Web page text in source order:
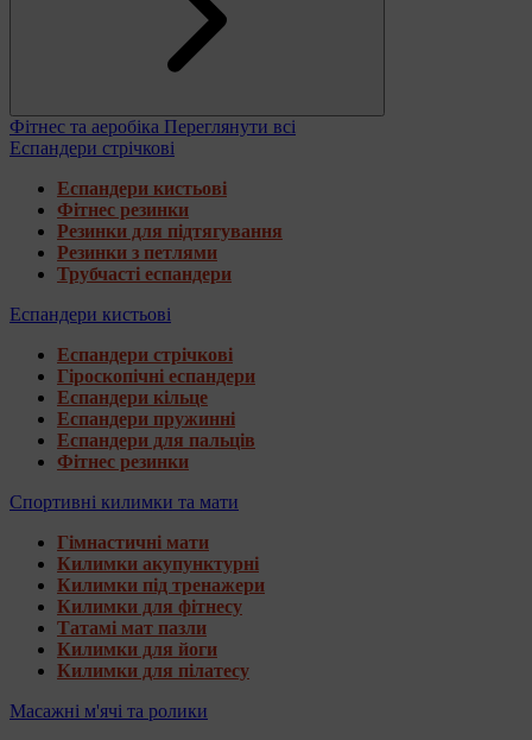
Фітнес та аеробіка Переглянути всі
Еспандери стрічкові
Еспандери кистьові
Фітнес резинки
Резинки для підтягування
Резинки з петлями
Трубчасті еспандери
Еспандери кистьові
Еспандери стрічкові
Гіроскопічні еспандери
Еспандери кільце
Еспандери пружинні
Еспандери для пальців
Фітнес резинки
Спортивні килимки та мати
Гімнастичні мати
Килимки акупунктурні
Килимки під тренажери
Килимки для фітнесу
Татамі мат пазли
Килимки для йоги
Килимки для пілатесу
Масажні м'ячі та ролики